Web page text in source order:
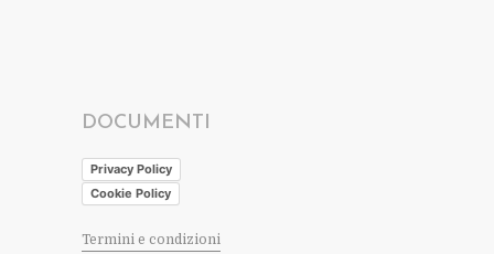
DOCUMENTI
Privacy Policy
Cookie Policy
Termini e condizioni